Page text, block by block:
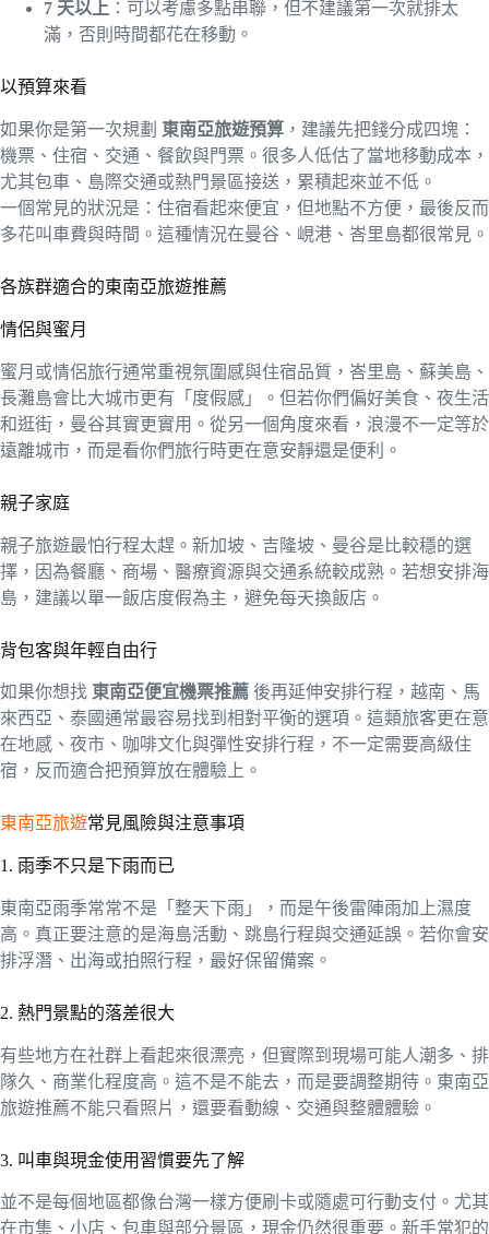
7 天以上 ：可以考慮多點串聯，但不建議第一次就排太
滿，否則時間都花在移動。
以預算來看
如果你是第一次規劃 東南亞旅遊預算 ，建議先把錢分成四塊：
機票、住宿、交通、餐飲與門票。很多人低估了當地移動成本，
尤其包車、島際交通或熱門景區接送，累積起來並不低。
一個常見的狀況是：住宿看起來便宜，但地點不方便，最後反而
多花叫車費與時間。這種情況在曼谷、峴港、峇里島都很常見。
各族群適合的東南亞旅遊推薦
情侶與蜜月
蜜月或情侶旅行通常重視氛圍感與住宿品質，峇里島、蘇美島、
長灘島會比大城市更有「度假感」。但若你們偏好美食、夜生活
和逛街，曼谷其實更實用。從另一個角度來看，浪漫不一定等於
遠離城市，而是看你們旅行時更在意安靜還是便利。
親子家庭
親子旅遊最怕行程太趕。新加坡、吉隆坡、曼谷是比較穩的選
擇，因為餐廳、商場、醫療資源與交通系統較成熟。若想安排海
島，建議以單一飯店度假為主，避免每天換飯店。
背包客與年輕自由行
如果你想找 東南亞便宜機票推薦 後再延伸安排行程，越南、馬
來西亞、泰國通常最容易找到相對平衡的選項。這類旅客更在意
在地感、夜市、咖啡文化與彈性安排行程，不一定需要高級住
宿，反而適合把預算放在體驗上。
東南亞旅遊常見風險與注意事項
1. 雨季不只是下雨而已
東南亞雨季常常不是「整天下雨」，而是午後雷陣雨加上濕度
高。真正要注意的是海島活動、跳島行程與交通延誤。若你會安
排浮潛、出海或拍照行程，最好保留備案。
2. 熱門景點的落差很大
有些地方在社群上看起來很漂亮，但實際到現場可能人潮多、排
隊久、商業化程度高。這不是不能去，而是要調整期待。東南亞
旅遊推薦不能只看照片，還要看動線、交通與整體體驗。
3. 叫車與現金使用習慣要先了解
並不是每個地區都像台灣一樣方便刷卡或隨處可行動支付。尤其
在市集、小店、包車與部分景區，現金仍然很重要。新手常犯的